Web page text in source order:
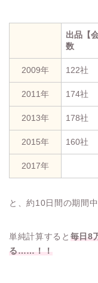
出品【会
数
2009年 122社
2011年 174社
2013年 178社
2015年 160社
2017年
と、約10日間の期間
単純計算すると 毎日8
る……！！